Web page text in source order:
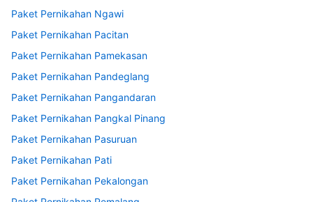
Paket Pernikahan Ngawi
Paket Pernikahan Pacitan
Paket Pernikahan Pamekasan
Paket Pernikahan Pandeglang
Paket Pernikahan Pangandaran
Paket Pernikahan Pangkal Pinang
Paket Pernikahan Pasuruan
Paket Pernikahan Pati
Paket Pernikahan Pekalongan